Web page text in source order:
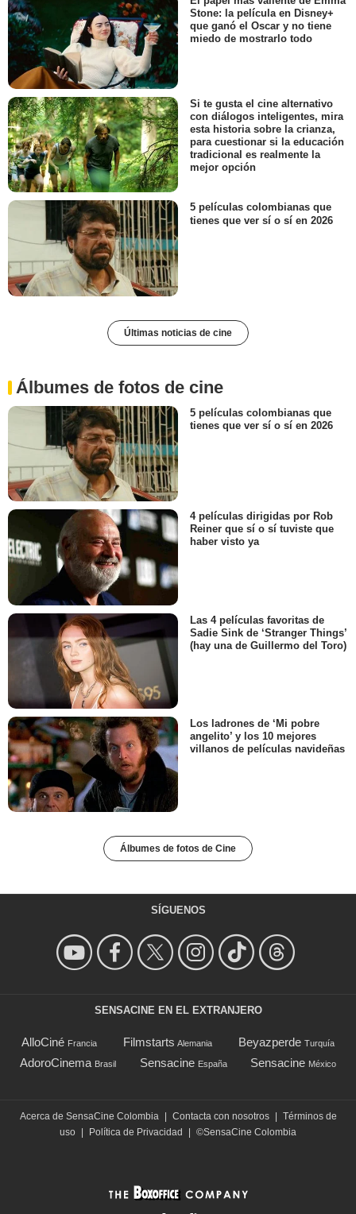
Stone: la película en Disney+
que ganó el Oscar y no tiene
miedo de mostrarlo todo
Si te gusta el cine alternativo
con diálogos inteligentes, mira
esta historia sobre la crianza,
para cuestionar si la educación
tradicional es realmente la
mejor opción
5 películas colombianas que
tienes que ver sí o sí en 2026
Últimas noticias de cine
Álbumes de fotos de cine
5 películas colombianas que
tienes que ver sí o sí en 2026
4 películas dirigidas por Rob
Reiner que sí o sí tuviste que
haber visto ya
Las 4 películas favoritas de
Sadie Sink de ‘Stranger Things’
(hay una de Guillermo del Toro)
Los ladrones de ‘Mi pobre
angelito’ y los 10 mejores
villanos de películas navideñas
Álbumes de fotos de Cine
SÍGUENOS
SENSACINE EN EL EXTRANJERO
AlloCiné Francia Filmstarts Alemania Beyazperde Turquía
AdoroCinema Brasil Sensacine España Sensacine México
Acerca de SensaCine Colombia Contacta con nosotros
Términos de
uso
Política de Privacidad ©SensaCine Colombia